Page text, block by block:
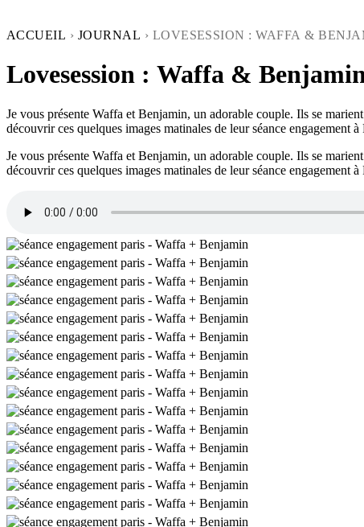
ACCUEIL › JOURNAL › LOVESESSION : WAFFA &
Lovesession : Waffa &
Je vous présente Waffa et Benjamin, un adorable couple. Ils se
découvrir ces quelques images matinales de leur séance engagement à
Je vous présente Waffa et Benjamin, un adorable couple. Ils se
découvrir ces quelques images matinales de leur séance engagement à